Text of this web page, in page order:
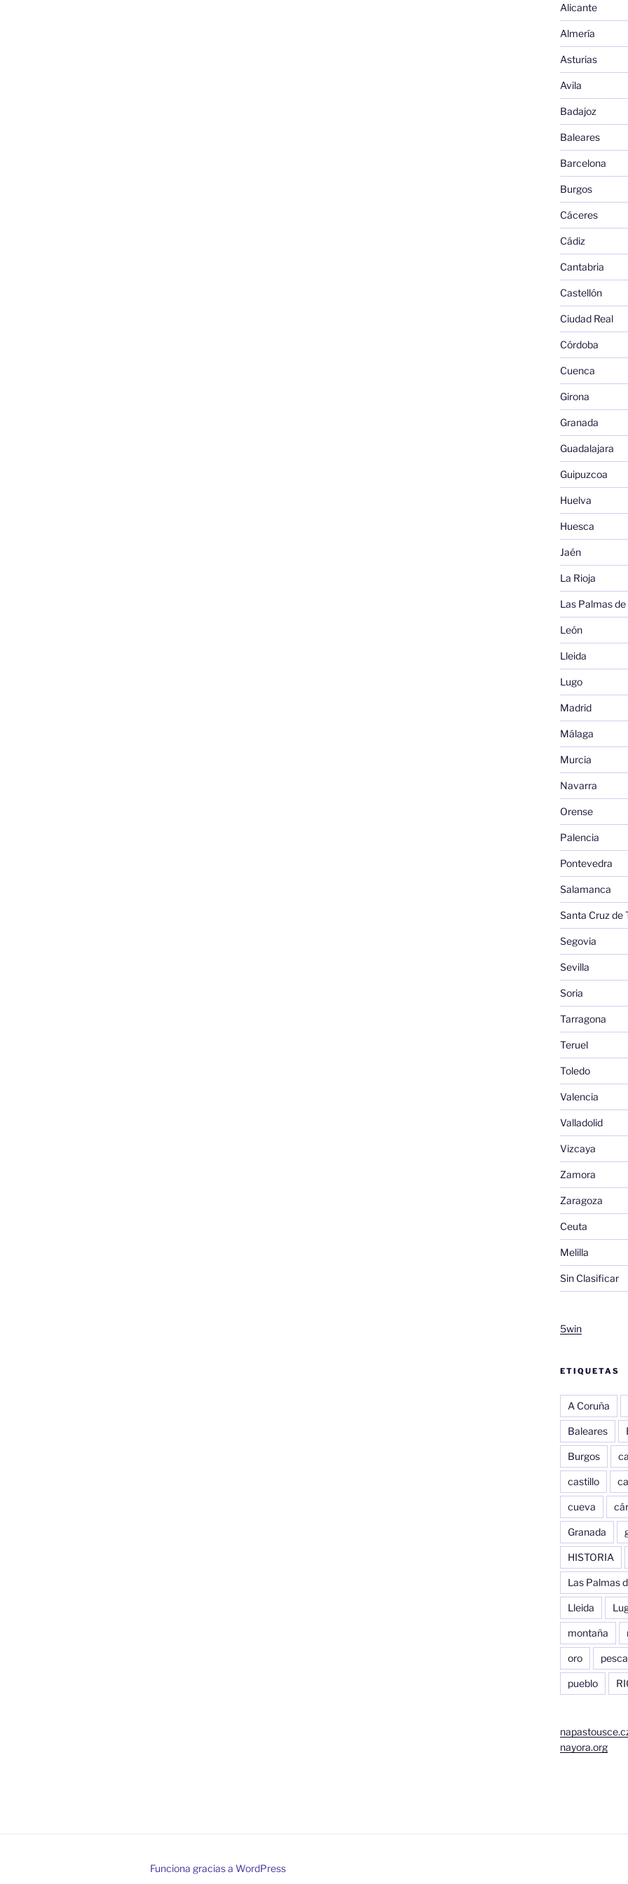
Alicante
Almería
Asturias
Avila
Badajoz
Baleares
Barcelona
Burgos
Cáceres
Cádiz
Cantabria
Castellón
Ciudad Real
Córdoba
Cuenca
Girona
Granada
Guadalajara
Guipuzcoa
Huelva
Huesca
Jaén
La Rioja
Las Palmas
León
Lleida
Lugo
Madrid
Málaga
Murcia
Navarra
Orense
Palencia
Pontevedra
Salamanca
Santa Cruz de
Segovia
Sevilla
Soria
Tarragona
Teruel
Toledo
Valencia
Valladolid
Vizcaya
Zamora
Zaragoza
Ceuta
Melilla
Sin Clasificar
5win
ETIQUETAS
A Coruña
Baleares
Burgos
castillo
cueva
Granada
HISTORIA
Las Palmas
Lleida
montaña
oro pesca
pueblo
nayora.org
Funciona gracias a WordPress